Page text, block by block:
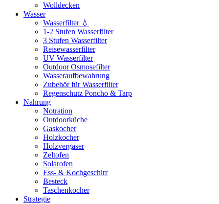
Wolldecken
Wasser
Wasserfilter 💧
1-2 Stufen Wasserfilter
3 Stufen Wasserfilter
Reisewasserfilter
UV Wasserfilter
Outdoor Osmosefilter
Wasseraufbewahrung
Zubehör für Wasserfilter
Regenschutz Poncho & Tarp
Nahrung
Notration
Outdoorküche
Gaskocher
Holzkocher
Holzvergaser
Zeltofen
Solarofen
Ess- & Kochgeschirr
Besteck
Taschenkocher
Strategie